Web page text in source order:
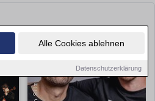
Alle Cookies ablehnen
Datenschutzerklärung